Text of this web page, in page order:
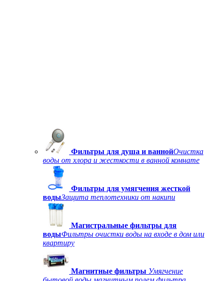
Фильтры для душа и ваннойОчистка
воды от хлора и жесткости в ванной комнате
Фильтры для умягчения жесткой
водыЗащита теплотехники от накипи
Магистральные фильтры для
водыФильтры очистки воды на входе в дом или
квартиру
Магнитные фильтры Умягчение